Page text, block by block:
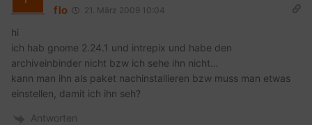
flo 21. März 2009 10:04
hi
ich hab gnome 2.24.1 und intrepix und habe den
archiveinbinder nicht bzw ich sehe ihn nicht…
kann man ihn als paket nachinstallieren bzw muss man etwas
einstellen, damit ich ihn seh?
Antworten